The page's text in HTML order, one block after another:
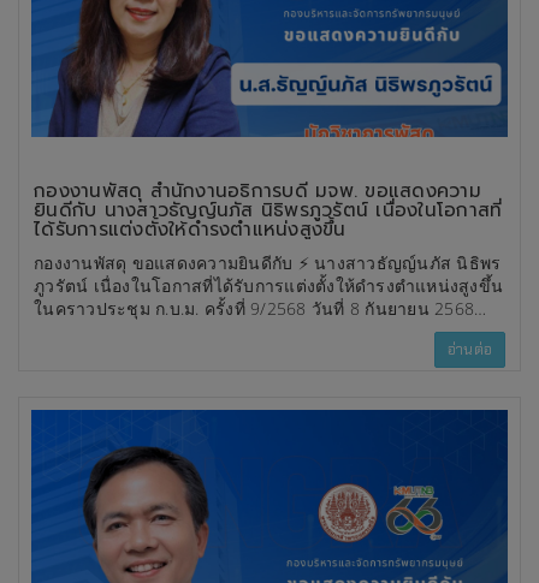
กองงานพัสดุ สำนักงานอธิการบดี มจพ. ขอแสดงความ
ยินดีกับ นางสาวธัญญ์นภัส นิธิพรภูวรัตน์ เนื่องในโอกาสที่
ได้รับการแต่งตั้งให้ดำรงตำแหน่งสูงขึ้น
กองงานพัสดุ ขอแสดงความยินดีกับ ⚡️ นางสาวธัญญ์นภัส นิธิพร
ภูวรัตน์ เนื่องในโอกาสที่ได้รับการแต่งตั้งให้ดำรงตำแหน่งสูงขึ้น
ในคราวประชุม ก.บ.ม. ครั้งที่ 9/2568 วันที่ 8 กันยายน 2568
อ่านต่อ